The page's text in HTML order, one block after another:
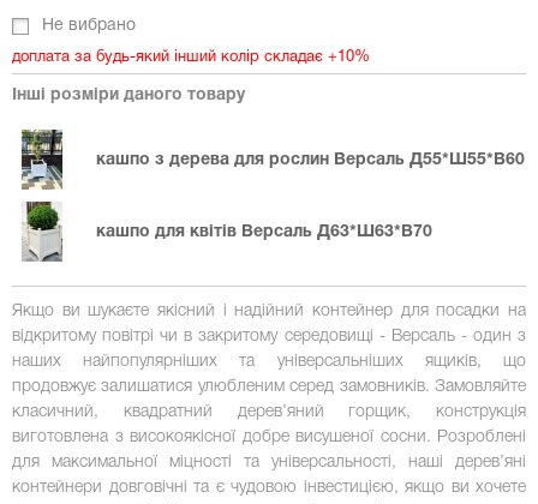
Не вибрано
доплата за будь-який інший колір складає +10%
Інші розміри даного товару
кашпо з дерева для рослин Версаль Д55*Ш55*В60
кашпо для квітів Версаль Д63*Ш63*В70
Якщо ви шукаєте якісний і надійний контейнер для посадки на
відкритому повітрі чи в закритому середовищі - Версаль - один з
наших найпопулярніших та універсальніших ящиків, що
продовжує залишатися улюбленим серед замовників. Замовляйте
класичний, квадратний дерев’яний горщик, конструкція
виготовлена з високоякісної добре висушеної сосни. Розроблені
для максимальної міцності та універсальності, наші дерев’яні
контейнери довговічні та є чудовою інвестицією, якщо ви хочете